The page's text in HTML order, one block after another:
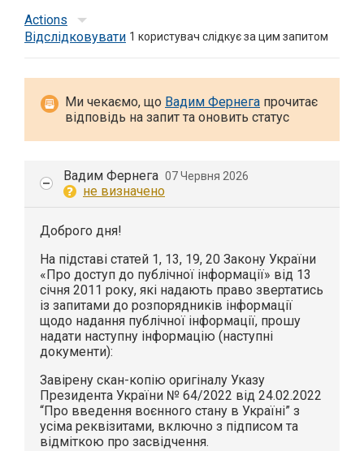
Actions
Відслідковувати 1 користувач слідкує за цим запитом
Ми чекаємо, що Вадим Фернега прочитає
відповідь на запит та оновить статус
Вадим Фернега 07 Червня 2026
не визначено
Доброго дня!
На підставі статей 1, 13, 19, 20 Закону України
«Про доступ до публічної інформації» від 13
січня 2011 року, які надають право звертатись
із запитами до розпорядників інформації
щодо надання публічної інформації, прошу
надати наступну інформацію (наступні
документи):
Завірену скан-копію оригіналу Указу
Президента України № 64/2022 від 24.02.2022
“Про введення воєнного стану в Україні” з
усіма реквізитами, включно з підписом та
відміткою про засвідчення.